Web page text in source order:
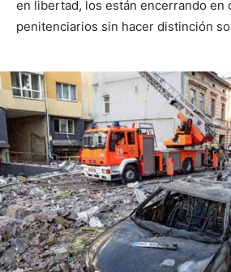
en libertad, los están encerrando en
penitenciarios sin hacer distinción